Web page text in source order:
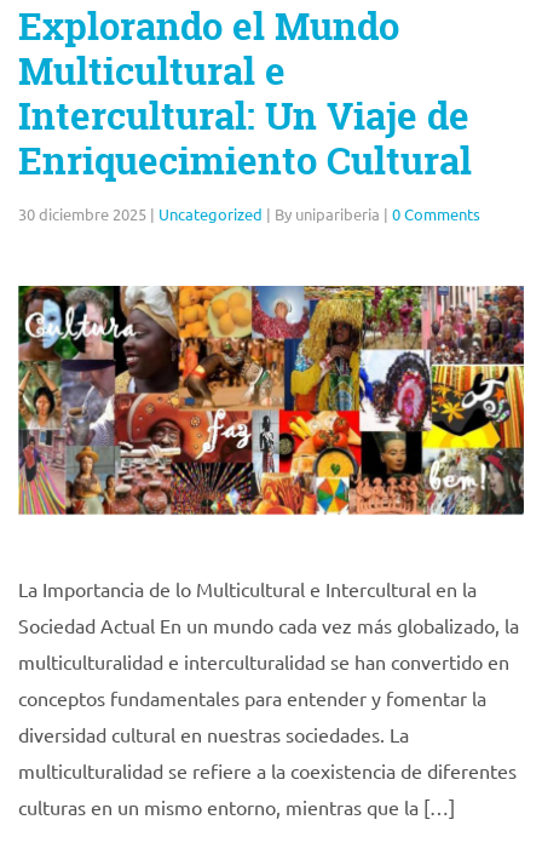
Explorando el Mundo
Multicultural e
Intercultural: Un Viaje de
Enriquecimiento Cultural
30 diciembre 2025 | Uncategorized | By unipariberia | 0 Comments
La Importancia de lo Multicultural e Intercultural en la
Sociedad Actual En un mundo cada vez más globalizado, la
multiculturalidad e interculturalidad se han convertido en
conceptos fundamentales para entender y fomentar la
diversidad cultural en nuestras sociedades. La
multiculturalidad se refiere a la coexistencia de diferentes
culturas en un mismo entorno, mientras que la […]